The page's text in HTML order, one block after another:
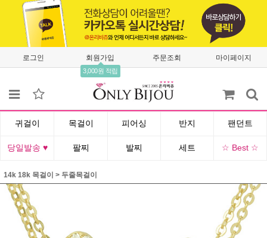
로그인 회원가입
3,000원 적립
주문조회 마이페이지
귀걸이 목걸이 피어싱 반지 팬던트
당일발송 ♥ 팔찌 발찌 세트 ☆ Best ☆
14k 18k 목걸이 > 두줄목걸이